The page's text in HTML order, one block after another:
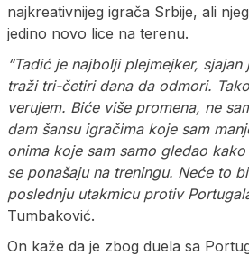
najkreativnijeg igrača Srbije, ali
jedino novo lice na terenu.
“Tadić je najbolji plejmejker,
traži tri-četiri dana da odmori.
verujem. Biće više promena, ne
dam šansu igračima koje sam
onima koje sam samo gledao
se ponašaju na treningu. Neće to
poslednju utakmicu protiv
Tumbaković.
On kaže da je zbog duela sa